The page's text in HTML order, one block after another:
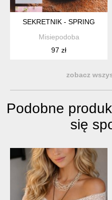
SEKRETNIK - SPRING
Misiepodoba
97 zł
zobacz
Podobne
się